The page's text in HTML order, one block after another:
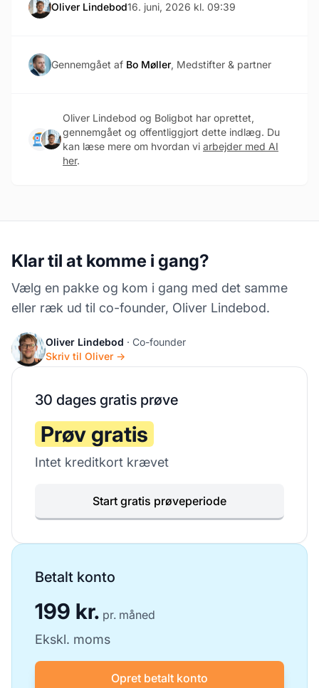
Oliver Lindebod16. juni, 2026 kl. 09:39
Gennemgået af Bo Møller, Medstifter & partner
Oliver Lindebod og Boligbot har oprettet,
gennemgået og offentliggjort dette indlæg. Du
kan læse mere om hvordan vi arbejder med AI
her.
Klar til at komme i gang?
Vælg en pakke og kom i gang med det samme
eller ræk ud til co-founder, Oliver Lindebod.
Oliver Lindebod · Co-founder
Skriv til Oliver →
30 dages gratis prøve
Prøv gratis
Intet kreditkort krævet
Start gratis prøveperiode
Betalt konto
199 kr. pr. måned
Ekskl. moms
Opret betalt konto